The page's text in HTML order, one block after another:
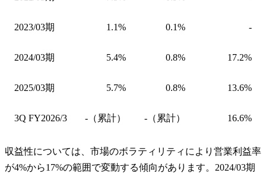
2023/03期 1.1% 0.1% -
2024/03期 5.4% 0.8% 17.2%
2025/03期 5.7% 0.8% 13.6%
3Q FY2026/3 -（累計） -（累計） 16.6%
収益性については、市場のボラティリティにより営業利益率
が4%から17%の範囲で変動する傾向があります。2024/03期